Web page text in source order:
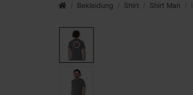
Bekleidung Shirt Shirt Man